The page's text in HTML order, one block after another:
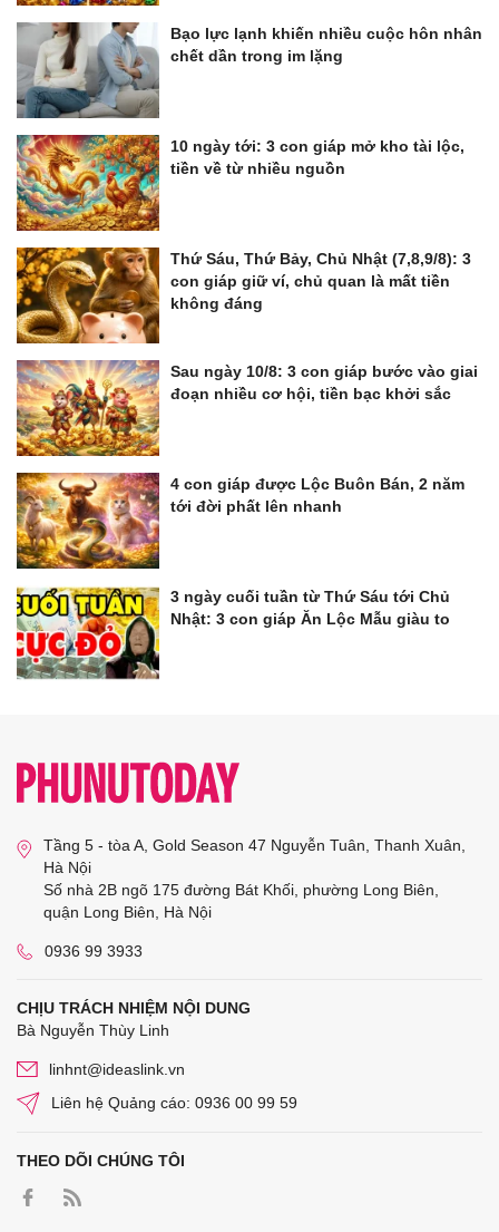
Bạo lực lạnh khiến nhiều cuộc hôn nhân
chết dần trong im lặng
10 ngày tới: 3 con giáp mở kho tài lộc,
tiền về từ nhiều nguồn
Thứ Sáu, Thứ Bảy, Chủ Nhật (7,8,9/8): 3
con giáp giữ ví, chủ quan là mất tiền
không đáng
Sau ngày 10/8: 3 con giáp bước vào giai
đoạn nhiều cơ hội, tiền bạc khởi sắc
4 con giáp được Lộc Buôn Bán, 2 năm
tới đời phất lên nhanh
3 ngày cuối tuần từ Thứ Sáu tới Chủ
Nhật: 3 con giáp Ăn Lộc Mẫu giàu to
Tầng 5 - tòa A, Gold Season 47 Nguyễn Tuân, Thanh Xuân,
Hà Nội
Số nhà 2B ngõ 175 đường Bát Khối, phường Long Biên,
quận Long Biên, Hà Nội
0936 99 3933
CHỊU TRÁCH NHIỆM NỘI DUNG
Bà Nguyễn Thùy Linh
linhnt@ideaslink.vn
Liên hệ Quảng cáo: 0936 00 99 59
THEO DÕI CHÚNG TÔI